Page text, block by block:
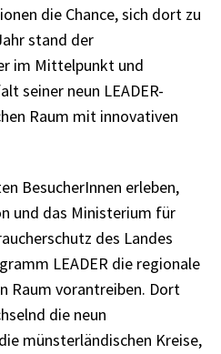
die Chance, sich dort zu
stand der
im Mittelpunkt und
seiner neun LEADER-
Raum mit innovativen
BesucherInnen erleben,
und das Ministerium für
des Landes
LEADER die regionale
Raum vorantreiben. Dort
die neun
münsterländischen Kreise,